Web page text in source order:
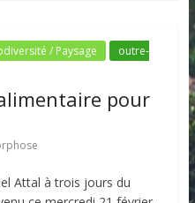
/ Paysage
outre-
pour
Attal à trois jours du